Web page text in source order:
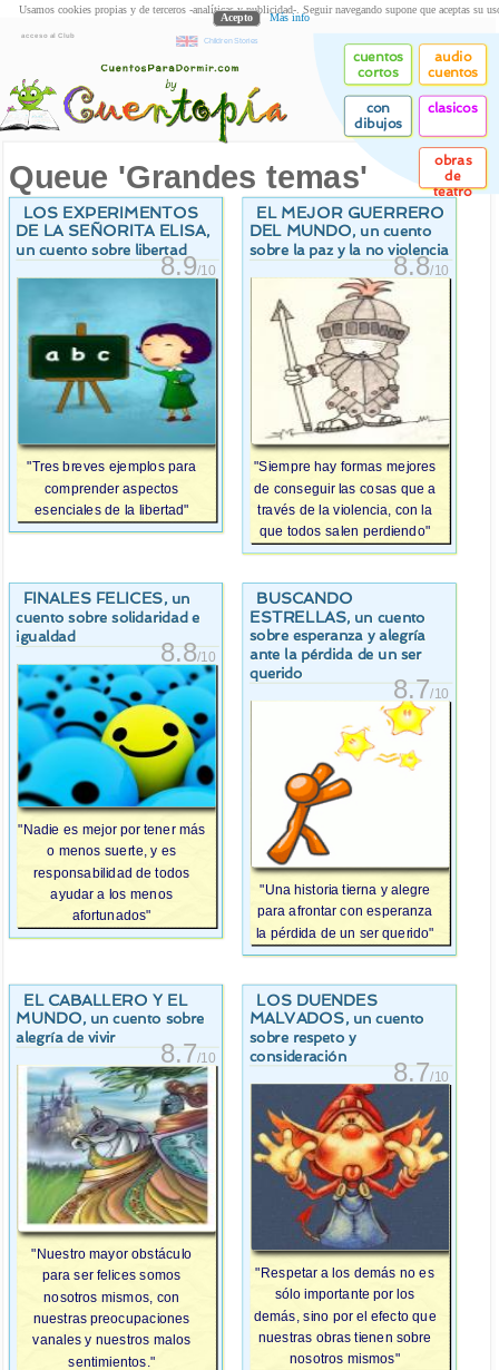
acceso al Club
Children Stories
cuentos
cortos
audio
cuentos
con
dibujos
clasicos
obras
de
teatro
Queue 'Grandes temas'
LOS EXPERIMENTOS
DE LA SEÑORITA ELISA,
un cuento sobre libertad
8.9/10
"Tres breves ejemplos para
comprender aspectos
esenciales de la libertad"
EL MEJOR GUERRERO
DEL MUNDO, un cuento
sobre la paz y la no violencia
8.8/10
"Siempre hay formas mejores
de conseguir las cosas que a
través de la violencia, con la
que todos salen perdiendo"
FINALES FELICES, un
cuento sobre solidaridad e
igualdad
8.8/10
"Nadie es mejor por tener más
o menos suerte, y es
responsabilidad de todos
ayudar a los menos
afortunados"
BUSCANDO
ESTRELLAS, un cuento
sobre esperanza y alegría
ante la pérdida de un ser
querido
8.7/10
"Una historia tierna y alegre
para afrontar con esperanza
la pérdida de un ser querido"
EL CABALLERO Y EL
MUNDO, un cuento sobre
alegría de vivir
8.7/10
"Nuestro mayor obstáculo
para ser felices somos
nosotros mismos, con
nuestras preocupaciones
vanales y nuestros malos
sentimientos."
LOS DUENDES
MALVADOS, un cuento
sobre respeto y
consideración
8.7/10
"Respetar a los demás no es
sólo importante por los
demás, sino por el efecto que
nuestras obras tienen sobre
nosotros mismos"
Usamos cookies propias y de terceros -analíticas y publicidad-. Seguir navegando supone que aceptas su
Acepto Más info